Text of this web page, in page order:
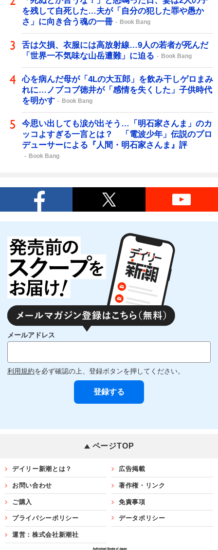
を残して自死した…夫が「自分の犯した罪や愚か
さ」に向き合う魂の一冊
Book Bang
舌は欠損、衣服には高放射線…9人の若者が死んだ
「世界一不気味な山岳遭難」に迫る
Book Bang
心を病んだ母が「4Lの大五郎」を飲み干しゲロまみ
れに…ノブコブ徳井が「感情を失くした」子供時代
を明かす
Book Bang
今思い出しても涙が出そう…「明石家さんま」のカ
ッコよすぎる一言とは？ 「電波少年」伝説のプロ
デューサーによる『人間・明石家さんま』評
Book Bang
メールアドレス
利用規約を必ず確認の上、登録ボタンを押してください。
ページTOP
デイリー新潮とは？ 広告掲載
お問い合わせ 著作権・リンク
ご購入 免責事項
プライバシーポリシー データポリシー
運営：株式会社新潮社